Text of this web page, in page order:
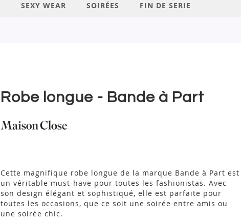
SEXY WEAR SOIRÉES FIN DE SERIE
Robe longue - Bande à Part
Cette magnifique robe longue de la marque Bande à Part est
un véritable must-have pour toutes les fashionistas. Avec
son design élégant et sophistiqué, elle est parfaite pour
toutes les occasions, que ce soit une soirée entre amis ou
une soirée chic.